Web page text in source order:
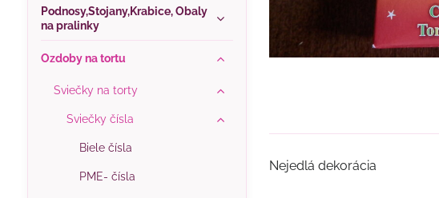
Nejedlá dekorácia
Podnosy,Stojany,Krabice, Obaly
na pralinky
Ozdoby na tortu
Sviečky na torty
Sviečky čísla
Biele čísla
PME- čísla